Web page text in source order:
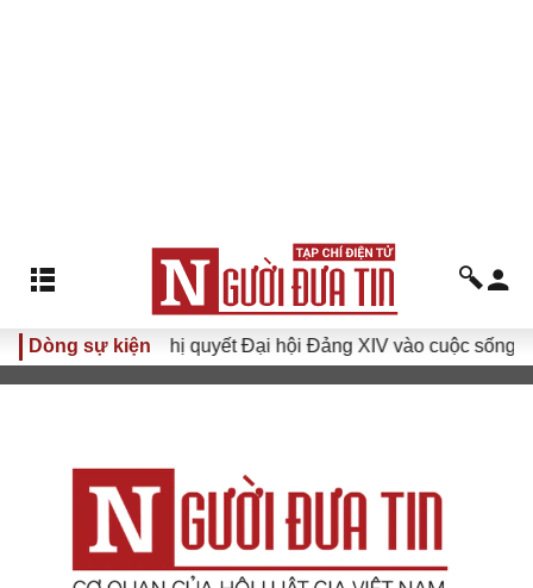
Dòng sự kiện
Đưa Nghị quyết Đại hội Đảng XIV vào cuộc sống